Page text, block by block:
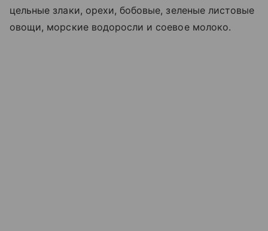
цельные злаки, орехи, бобовые, зеленые листовые
овощи, морские водоросли и соевое молоко.